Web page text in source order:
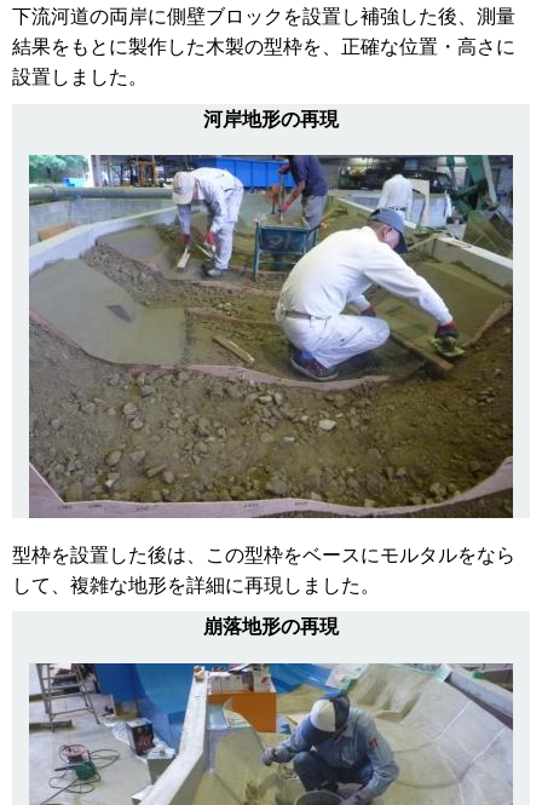
下流河道の両岸に側壁ブロックを設置し補強した後、測量
結果をもとに製作した木製の型枠を、正確な位置・高さに
設置しました。
河岸地形の再現
型枠を設置した後は、この型枠をベースにモルタルをなら
して、複雑な地形を詳細に再現しました。
崩落地形の再現